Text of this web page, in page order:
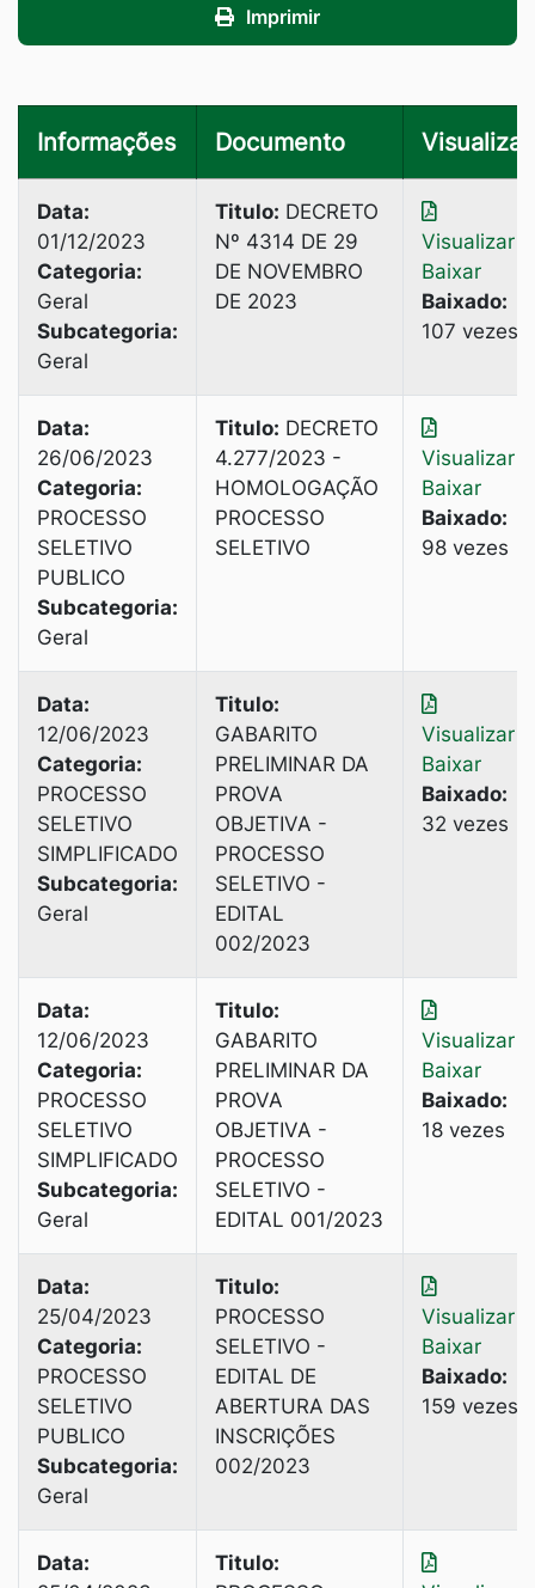
Imprimir
Informações Documento Visualizar
Data:
01/12/2023
Categoria:
Geral
Subcategoria:
Geral
Titulo: DECRETO
Nº 4314 DE 29
DE NOVEMBRO
DE 2023
Visualizar
Baixar
Baixado:
107 vezes
Data:
26/06/2023
Categoria:
PROCESSO
SELETIVO
PUBLICO
Subcategoria:
Geral
Titulo: DECRETO
4.277/2023 -
HOMOLOGAÇÃO
PROCESSO
SELETIVO
Visualizar
Baixar
Baixado:
98 vezes
Data:
12/06/2023
Categoria:
PROCESSO
SELETIVO
SIMPLIFICADO
Subcategoria:
Geral
Titulo:
GABARITO
PRELIMINAR DA
PROVA
OBJETIVA -
PROCESSO
SELETIVO -
EDITAL
002/2023
Visualizar
Baixar
Baixado:
32 vezes
Data:
12/06/2023
Categoria:
PROCESSO
SELETIVO
SIMPLIFICADO
Subcategoria:
Geral
Titulo:
GABARITO
PRELIMINAR DA
PROVA
OBJETIVA -
PROCESSO
SELETIVO -
EDITAL 001/2023
Visualizar
Baixar
Baixado:
18 vezes
Data:
25/04/2023
Categoria:
PROCESSO
SELETIVO
PUBLICO
Subcategoria:
Geral
Titulo:
PROCESSO
SELETIVO -
EDITAL DE
ABERTURA DAS
INSCRIÇÕES
002/2023
Visualizar
Baixar
Baixado:
159 vezes
Data:
Titulo: